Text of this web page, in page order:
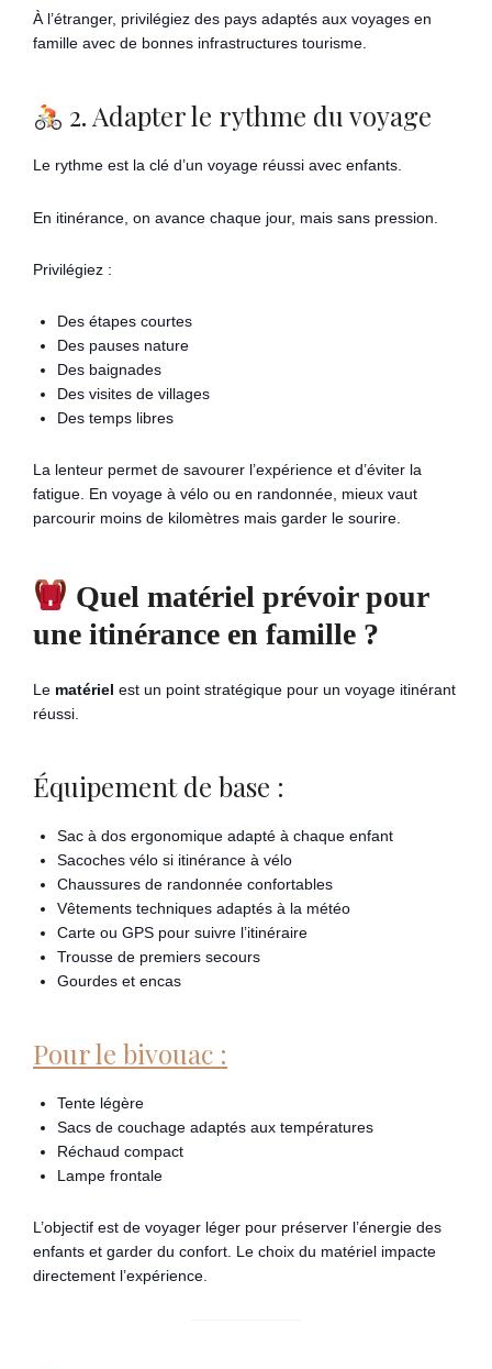
À l’étranger, privilégiez des pays adaptés aux voyages en
famille avec de bonnes infrastructures tourisme.
2. Adapter le rythme du voyage
Le rythme est la clé d’un voyage réussi avec enfants.
En itinérance, on avance chaque jour, mais sans pression.
Privilégiez :
Des étapes courtes
Des pauses nature
Des baignades
Des visites de villages
Des temps libres
La lenteur permet de savourer l’expérience et d’éviter la
fatigue. En voyage à vélo ou en randonnée, mieux vaut
parcourir moins de kilomètres mais garder le sourire.
Quel matériel prévoir pour
une itinérance en famille ?
Le matériel est un point stratégique pour un voyage itinérant
réussi.
Équipement de base :
Sac à dos ergonomique adapté à chaque enfant
Sacoches vélo si itinérance à vélo
Chaussures de randonnée confortables
Vêtements techniques adaptés à la météo
Carte ou GPS pour suivre l’itinéraire
Trousse de premiers secours
Gourdes et encas
Pour le bivouac :
Tente légère
Sacs de couchage adaptés aux températures
Réchaud compact
Lampe frontale
L’objectif est de voyager léger pour préserver l’énergie des
enfants et garder du confort. Le choix du matériel impacte
directement l’expérience.